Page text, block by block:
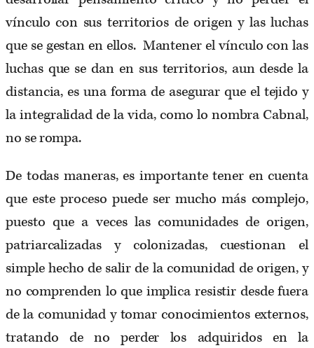
vínculo con sus territorios de origen y las luchas
que se gestan en ellos. Mantener el vínculo con las
luchas que se dan en sus territorios, aun desde la
distancia, es una forma de asegurar que el tejido y
la integralidad de la vida, como lo nombra Cabnal,
no se rompa.
De todas maneras, es importante tener en cuenta
que este proceso puede ser mucho más complejo,
puesto que a veces las comunidades de origen,
patriarcalizadas y colonizadas, cuestionan el
simple hecho de salir de la comunidad de origen, y
no comprenden lo que implica resistir desde fuera
de la comunidad y tomar conocimientos externos,
tratando de no perder los adquiridos en la